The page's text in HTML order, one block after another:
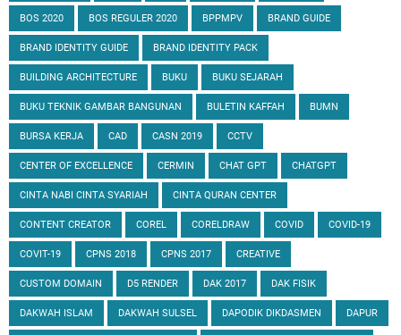
BOS 2020 BOS REGULER 2020 BPPMPV BRAND GUIDE
BRAND IDENTITY GUIDE BRAND IDENTITY PACK
BUILDING ARCHITECTURE BUKU BUKU SEJARAH
BUKU TEKNIK GAMBAR BANGUNAN BULETIN KAFFAH BUMN
BURSA KERJA CAD CASN 2019 CCTV
CENTER OF EXCELLENCE CERMIN CHAT GPT CHATGPT
CINTA NABI CINTA SYARIAH CINTA QURAN CENTER
CONTENT CREATOR COREL CORELDRAW COVID COVID-19
COVIT-19 CPNS 2018 CPNS 2017 CREATIVE
CUSTOM DOMAIN D5 RENDER DAK 2017 DAK FISIK
DAKWAH ISLAM DAKWAH SULSEL DAPODIK DIKDASMEN DAPUR